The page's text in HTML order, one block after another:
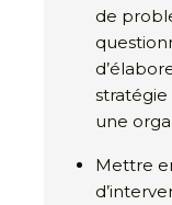
de
une
Mettre